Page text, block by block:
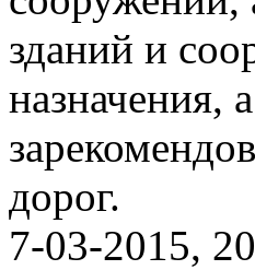
зданий и
назначения,
дорог.
7-03-2015,